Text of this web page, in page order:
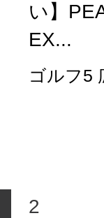
い】
EX...
ゴルフ5
2